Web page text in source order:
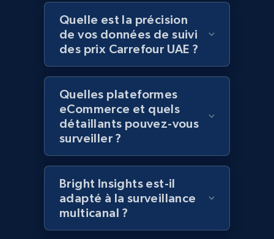
Home Depot US - Discover products by
specified UPC
URL, Domain, Country code, Model number,
Sku, Product id, Product name, Manufacturer,
and more.
2.1K+ 353+ Commencer
Home Depot US - Discovery products by
URL, Domain, Country code, Model number,
Sku, Product id, Product name, Manufacturer,
and more.
Quelle est la précision
de vos données de suivi
des prix Carrefour UAE ?
Quelles plateformes
eCommerce et quels
détaillants pouvez-vous
surveiller ?
Bright Insights est-il
adapté à la surveillance
multicanal ?